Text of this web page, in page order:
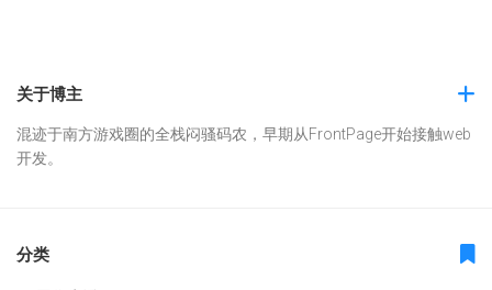
关于博主
混迹于南方游戏圈的全栈闷骚码农，早期从FrontPage开始接触web
开发。
分类